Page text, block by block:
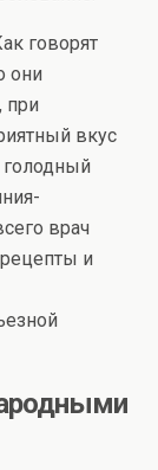
говорят
они
при
вкус
голодный
врач
и